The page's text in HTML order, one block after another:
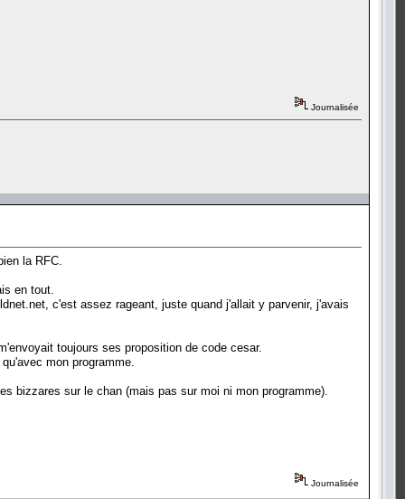
Journalisée
la RFC.
en tout.
c'est assez rageant, juste quand j'allait y parvenir, j'avais
toujours ses proposition de code cesar.
mon programme.
bizzares sur le chan (mais pas sur moi ni mon programme).
Journalisée